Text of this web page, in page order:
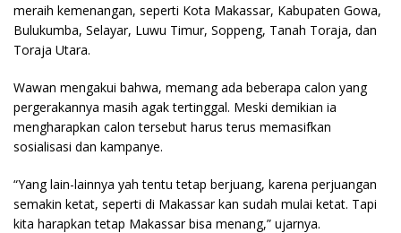
meraih kemenangan, seperti Kota Makassar, Kabupaten Gowa,
Bulukumba, Selayar, Luwu Timur, Soppeng, Tanah Toraja, dan
Toraja Utara.
Wawan mengakui bahwa, memang ada beberapa calon yang
pergerakannya masih agak tertinggal. Meski demikian ia
mengharapkan calon tersebut harus terus memasifkan
sosialisasi dan kampanye.
“Yang lain-lainnya yah tentu tetap berjuang, karena perjuangan
semakin ketat, seperti di Makassar kan sudah mulai ketat. Tapi
kita harapkan tetap Makassar bisa menang,” ujarnya.